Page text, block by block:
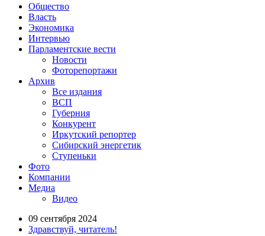
Общество
Власть
Экономика
Интервью
Парламентские вести
Новости
Фоторепортажи
Архив
Все издания
ВСП
Губерния
Конкурент
Иркутский репортер
Сибирский энергетик
Ступеньки
Фото
Компании
Медиа
Видео
09 сентября 2024
Здравствуй, читатель!